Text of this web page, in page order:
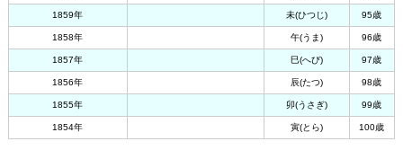
1859年 未(ひつじ) 95歳
1858年 午(うま) 96歳
1857年 巳(へび) 97歳
1856年 辰(たつ) 98歳
1855年 卯(うさぎ) 99歳
1854年 寅(とら) 100歳